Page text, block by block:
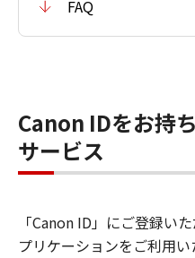
FAQ
Canon IDをお持
サービス
「Canon ID」にご登録い
プリケーションをご利用い